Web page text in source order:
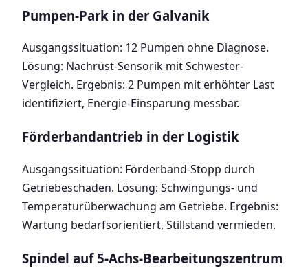
Pumpen-Park in der Galvanik
Ausgangssituation: 12 Pumpen ohne Diagnose.
Lösung: Nachrüst-Sensorik mit Schwester-
Vergleich. Ergebnis: 2 Pumpen mit erhöhter Last
identifiziert, Energie-Einsparung messbar.
Förderbandantrieb in der Logistik
Ausgangssituation: Förderband-Stopp durch
Getriebeschaden. Lösung: Schwingungs- und
Temperaturüberwachung am Getriebe. Ergebnis:
Wartung bedarfsorientiert, Stillstand vermieden.
Spindel auf 5-Achs-Bearbeitungszentrum